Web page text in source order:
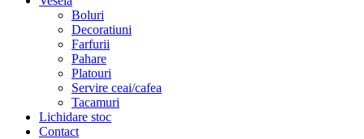
Boluri
Decoratiuni
Farfurii
Pahare
Platouri
Servire ceai/cafea
Tacamuri
Lichidare stoc
Contact